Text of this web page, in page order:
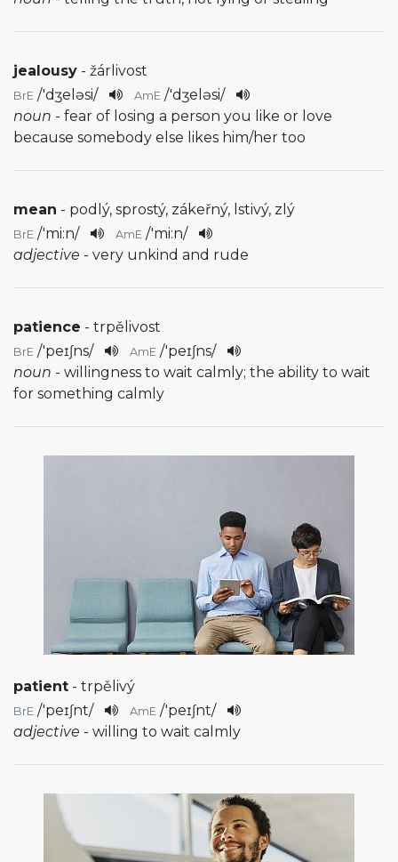
jealousy - žárlivost
BrE /'dʒeləsi/ AmE /'dʒeləsi/
noun - fear of losing a person you like or love
because somebody else likes him/her too
mean - podlý, sprostý, zákeřný, lstivý, zlý
BrE /'mi:n/ AmE /'mi:n/
adjective - very unkind and rude
patience - trpělivost
BrE /'peɪʃns/ AmE /'peɪʃns/
noun - willingness to wait calmly; the ability to wait
for something calmly
patient - trpělivý
BrE /'peɪʃnt/ AmE /'peɪʃnt/
adjective - willing to wait calmly